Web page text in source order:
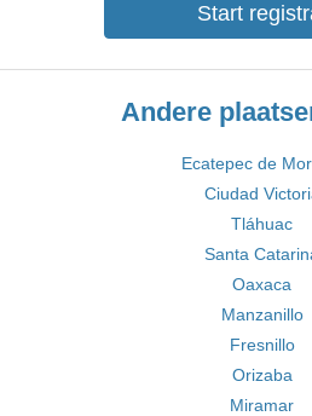
Start
Andere
Ecatepec de
Ciudad
Tláhuac
Santa
Oaxaca
Manzanillo
Fresnillo
Orizaba
Miramar